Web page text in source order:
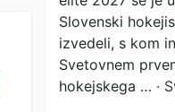
Slovenski
izvedeli, s kom
Svetovnem
hokejskega … ·